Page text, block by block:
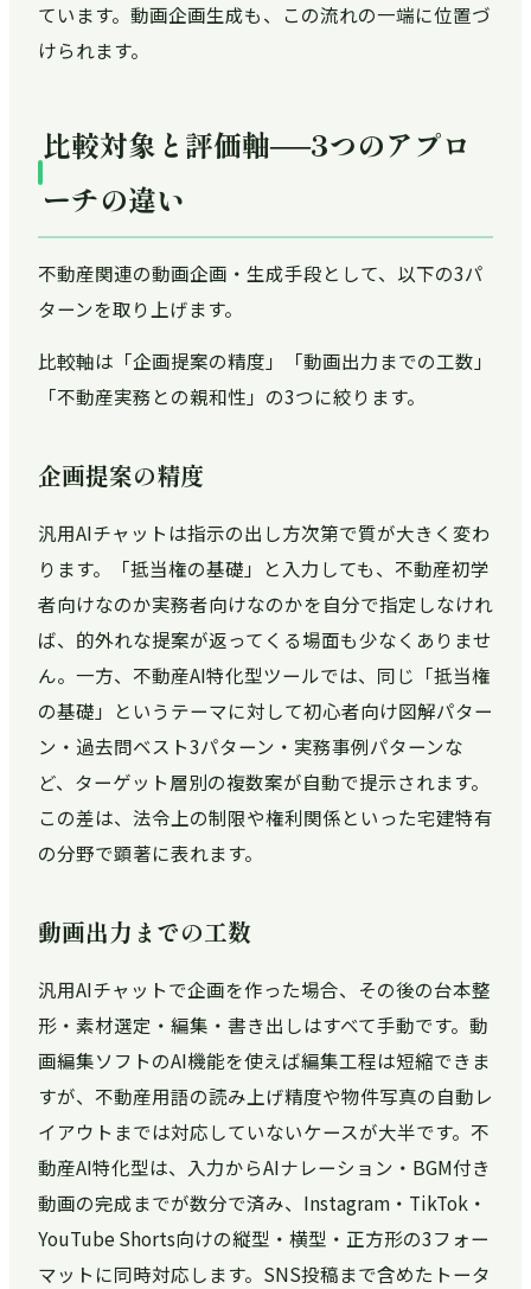
ています。動画企画生成も、この流れの一端に位置づ
けられます。
比較対象と評価軸──3つのアプロ
ーチの違い
不動産関連の動画企画・生成手段として、以下の3パ
ターンを取り上げます。
比較軸は「企画提案の精度」「動画出力までの工数」
「不動産実務との親和性」の3つに絞ります。
企画提案の精度
汎用AIチャットは指示の出し方次第で質が大きく変わ
ります。「抵当権の基礎」と入力しても、不動産初学
者向けなのか実務者向けなのかを自分で指定しなけれ
ば、的外れな提案が返ってくる場面も少なくありませ
ん。一方、不動産AI特化型ツールでは、同じ「抵当権
の基礎」というテーマに対して初心者向け図解パター
ン・過去問ベスト3パターン・実務事例パターンな
ど、ターゲット層別の複数案が自動で提示されます。
この差は、法令上の制限や権利関係といった宅建特有
の分野で顕著に表れます。
動画出力までの工数
汎用AIチャットで企画を作った場合、その後の台本整
形・素材選定・編集・書き出しはすべて手動です。動
画編集ソフトのAI機能を使えば編集工程は短縮できま
すが、不動産用語の読み上げ精度や物件写真の自動レ
イアウトまでは対応していないケースが大半です。不
動産AI特化型は、入力からAIナレーション・BGM付き
動画の完成までが数分で済み、Instagram・TikTok・
YouTube Shorts向けの縦型・横型・正方形の3フォー
マットに同時対応します。SNS投稿まで含めたトータ